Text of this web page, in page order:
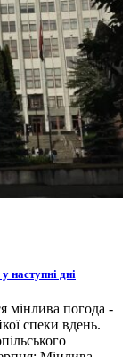
наступні дні
мінлива погода -
спеки вдень.